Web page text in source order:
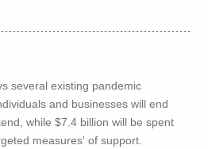
several existing pandemic
and businesses will end
while $7.4 billion will be spent
measures' of support.